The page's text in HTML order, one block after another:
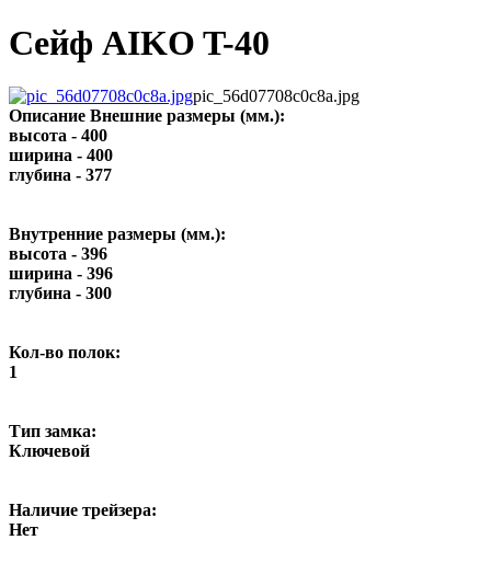
Сейф AIKO T-40
pic_56d07708c0c8a.jpg
Описание Внешние размеры (мм.):
высота - 400
ширина - 400
глубина - 377
Внутренние размеры (мм.):
высота - 396
ширина - 396
глубина - 300
Кол-во полок:
1
Тип замка:
Ключевой
Наличие трейзера:
Нет